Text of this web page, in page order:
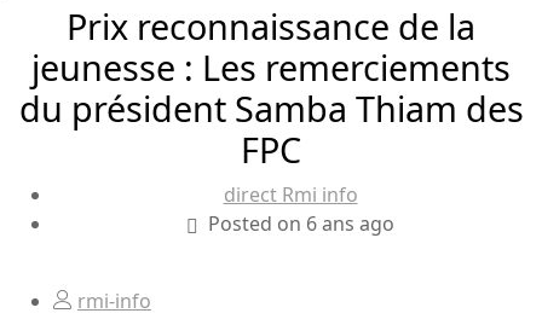
Prix reconnaissance de la
jeunesse : Les remerciements
du président Samba Thiam des
FPC
direct Rmi info
Posted on 6 ans ago
rmi-info